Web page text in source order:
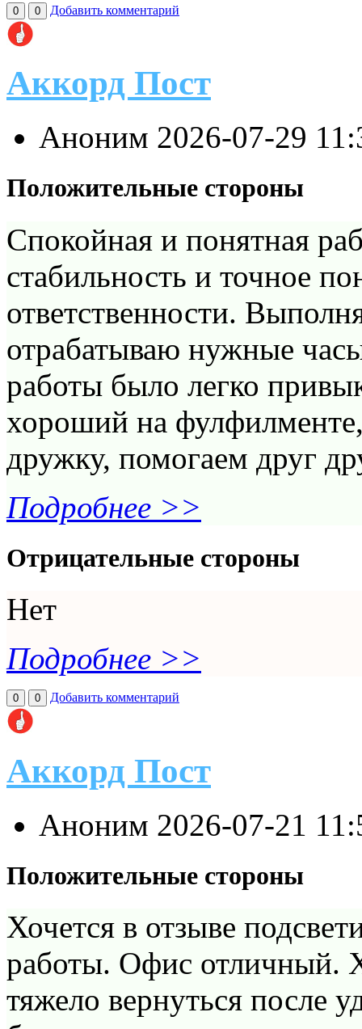
0 0 Добавить комментарий
Аккорд Пост
Аноним 2026-07-29
Положительные стороны
Спокойная и понятная
стабильность и точное
ответственности.
отрабатываю нужные
работы было легко
хороший на фулфилменте,
дружку, помогаем друг
Подробнее >>
Отрицательные стороны
Нет
Подробнее >>
0 0 Добавить комментарий
Аккорд Пост
Аноним 2026-07-21
Положительные стороны
Хочется в отзыве
работы. Офис отличный.
тяжело вернуться после